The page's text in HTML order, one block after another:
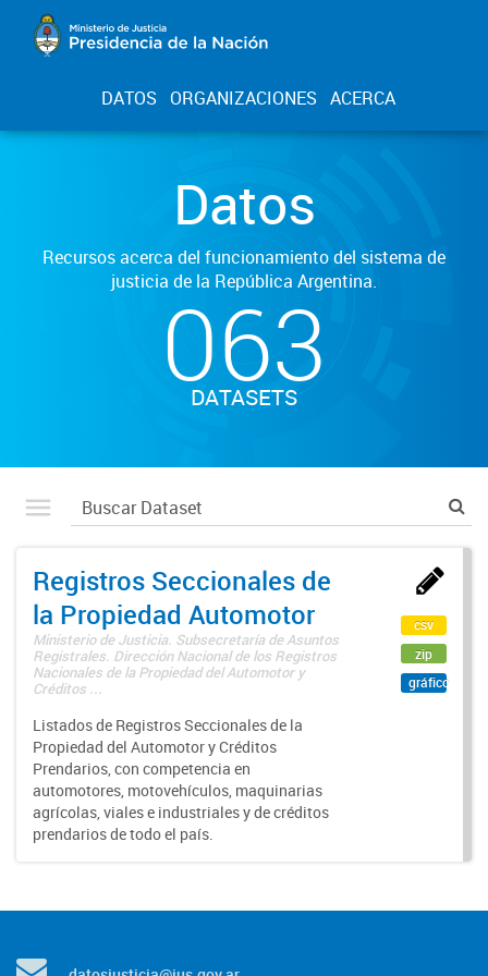
DATOS ORGANIZACIONES ACERCA
Datos
Recursos acerca del funcionamiento del sistema de
justicia de la República Argentina.
063
DATASETS
Registros Seccionales de
la Propiedad Automotor
Ministerio de Justicia. Subsecretaría de Asuntos
Registrales. Dirección Nacional de los Registros
Nacionales de la Propiedad del Automotor y
Créditos ...
Listados de Registros Seccionales de la
Propiedad del Automotor y Créditos
Prendarios, con competencia en
automotores, motovehículos, maquinarias
agrícolas, viales e industriales y de créditos
prendarios de todo el país.
csv
zip
gráfico